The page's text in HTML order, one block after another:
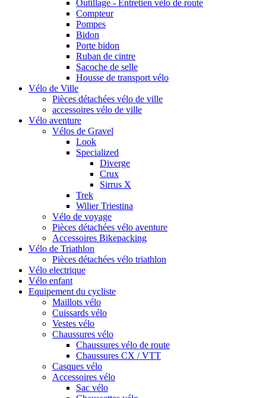
Outillage - Entretien vélo de route
Compteur
Pompes
Bidon
Porte bidon
Ruban de cintre
Sacoche de selle
Housse de transport vélo
Vélo de Ville
Pièces détachées vélo de ville
accessoires vélo de ville
Vélo aventure
Vélos de Gravel
Look
Specialized
Diverge
Crux
Sirrus X
Trek
Wilier Triestina
Vélo de voyage
Pièces détachées vélo aventure
Accessoires Bikepacking
Vélo de Triathlon
Pièces détachées vélo triathlon
Vélo electrique
Vélo enfant
Equipement du cycliste
Maillots vélo
Cuissards vélo
Vestes vélo
Chaussures vélo
Chaussures vélo de route
Chaussures CX / VTT
Casques vélo
Accessoires vélo
Sac vélo